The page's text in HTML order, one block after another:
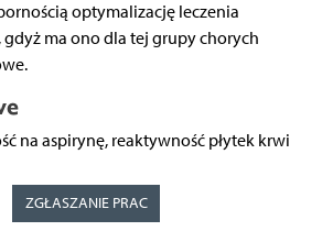
optymalizację leczenia
ma ono dla tej grupy chorych
na aspirynę, reaktywność płytek krwi
ZGŁASZANIE PRAC